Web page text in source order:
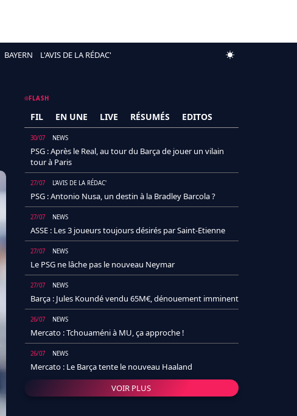
BAYERN L'AVIS DE LA RÉDAC'
FLASH
FIL EN UNE LIVE RÉSUMÉS EDITOS
30/07 NEWS
PSG : Après le Real, au tour du Barça de jouer un vilain
tour à Paris
27/07 L'AVIS DE LA RÉDAC'
PSG : Antonio Nusa, un destin à la Bradley Barcola ?
27/07 NEWS
ASSE : Les 3 joueurs toujours désirés par Saint-Etienne
27/07 NEWS
Le PSG ne lâche pas le nouveau Neymar
27/07 NEWS
Barça : Jules Koundé vendu 65M€, dénouement imminent
26/07 NEWS
Mercato : Tchouaméni à MU, ça approche !
26/07 NEWS
Mercato : Le Barça tente le nouveau Haaland
VOIR PLUS